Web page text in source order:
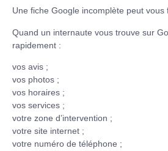
Une fiche Google incomplète peut
Quand un internaute vous trouve sur
rapidement :
vos avis ;
vos photos ;
vos horaires ;
vos services ;
votre zone d’intervention ;
votre site internet ;
votre numéro de téléphone ;